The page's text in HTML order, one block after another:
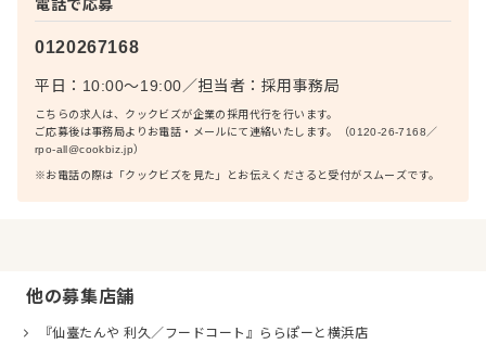
電話で応募
0120267168
平日：10:00〜19:00／担当者： 採用事務局
こちらの求人は、クックビズが企業の採用代行を行います。
ご応募後は事務局よりお電話・メールにて連絡いたします。（0120-26-7168／
rpo-all@cookbiz.jp）
※お電話の際は「クックビズを見た」とお伝えくださると受付がスムーズです。
他の募集店舗
『仙臺たんや 利久／フードコート』ららぽーと横浜店